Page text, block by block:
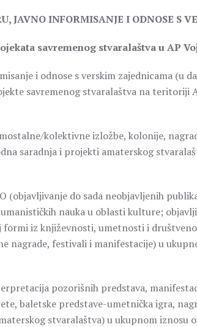
JAVNO INFORMISANJE I ODNOSE S
savremenog stvaralaštva u AP
i odnose s verskim zajednicama (u
savremenog stvaralaštva na teritoriji
kolektivne izložbe, kolonije,
saradnja i projekti amaterskog
(objavljivanje do sada neobjavljenih
nauka u oblasti kulture;
iz književnosti, umetnosti i
nagrade, festivali i manifestacije) u
pozorišnih predstava,
baletske predstave-umetnička igra,
stvaralaštva) u ukupnom iznosu